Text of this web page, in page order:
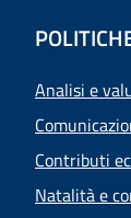
Analisi e
Contributi
Natalità e